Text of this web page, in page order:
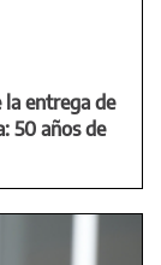
entrega de
50 años de